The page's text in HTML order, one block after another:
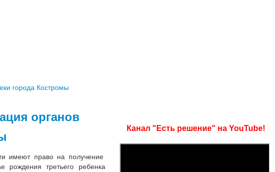
органов
имеют право на получение
рождения третьего ребенка
Канал "Есть решение" на YouTube!